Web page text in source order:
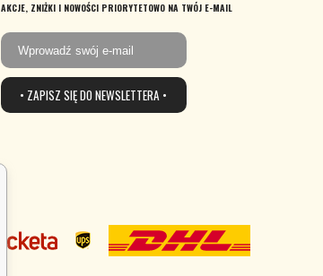
AKCJE, ZNIŻKI I NOWOŚCI PRIORYTETOWO NA TWÓJ E-MAIL
• ZAPISZ SIĘ DO NEWSLETTERA •